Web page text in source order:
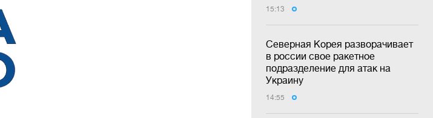
15:13
Северная Корея разворачивает
в россии свое ракетное
подразделение для атак на
Украину
14:55